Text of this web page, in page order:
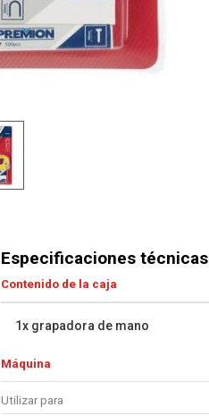
Especificaciones técnicas
Contenido de la caja
1x grapadora de mano
Máquina
Utilizar para